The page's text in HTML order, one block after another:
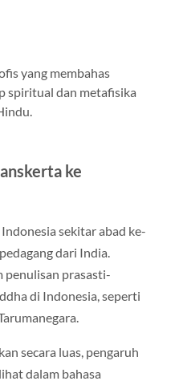
yang membahas
spiritual dan metafisika
ke
sekitar abad ke-
dari India.
penulisan prasasti-
di Indonesia, seperti
secara luas, pengaruh
dalam bahasa